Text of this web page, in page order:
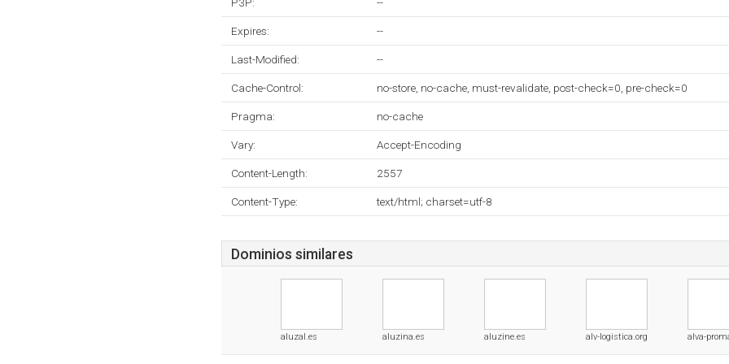
Expires: --
Last-Modified: --
Cache-Control: no-store, no-cache, must-revalidate, post-check=0, pre-check=0
Pragma: no-cache
Vary: Accept-Encoding
Content-Length: 2557
Content-Type: text/html; charset=utf-8
Dominios similares
aluzal.es aluzina.es aluzine.es alv-logistica.org alva-